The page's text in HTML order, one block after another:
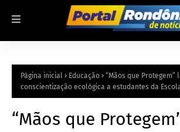
Página inicial Educação
“Mãos que Protegem”
conscientização ecológica a estudantes da
“Mãos que